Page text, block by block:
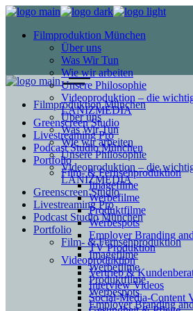
Filmproduktion München
Über uns
Was Wir Tun
Wie wir arbeiten
Unsere Philosophie
Videoproduktion – die
LANIZMEDIA
Greenscreen Studio
Livestreaming Pro
Podcast Studio München
Portfolio
Film- & Fernsehproduktion
Imagefilme
Werbefilme
Produktfilme
Werbespots
Employer Branding
TV Produktion
Videoproduktion
Vertrieb &
Interview Videos
Social-Media-Content
Filmproduktion München
Über uns
Was Wir Tun
Wie wir arbeiten
Unsere Philosophie
Videoproduktion – die
LANIZMEDIA
Greenscreen Studio
Livestreaming Pro
Podcast Studio München
Portfolio
Film- & Fernsehproduktion
Imagefilme
Werbefilme
Produktfilme
Werbespots
Employer Branding